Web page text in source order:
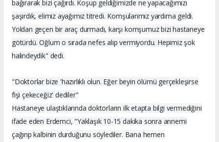
bağırarak bizi çağırdı. Koşup geldiğimizde ne yapacağımızı
şaşırdık, elimiz ayağımız titredi. Komşularımız yardıma geldi.
Yoldan geçen bir araç durmadı, karşı komşumuz bizi hastaneye
götürdü. Oğlum o sırada nefes alıp vermiyordu. Hepimiz şok
halindeydik" dedi.
"Doktorlar bize 'hazırlıklı olun. Eğer beyin ölümü gerçekleşirse
fişi çekeceğiz' dediler"
Hastaneye ulaştıklarında doktorların ilk etapta bilgi vermediğini
ifade eden Erdemci, "Yaklaşık 10-15 dakika sonra annemi
çağırıp kalbinin durduğunu söylediler. Bana hemen